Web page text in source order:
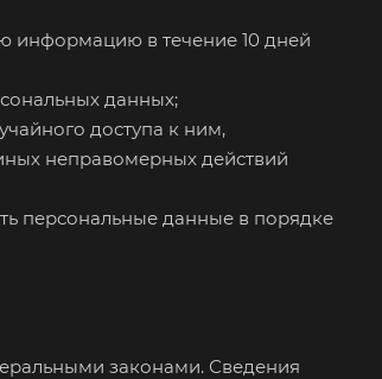
информацию в течение 10 дней
данных;
доступа к ним,
неправомерных действий
персональные данные в порядке
законами. Сведения